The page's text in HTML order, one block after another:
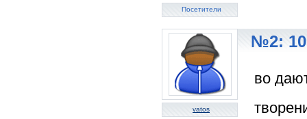
Посетители
vatos
№2: 10
во